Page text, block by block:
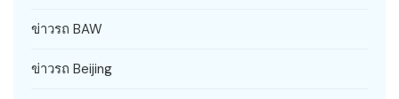
ข่าวรถ BAW
ข่าวรถ Beijing